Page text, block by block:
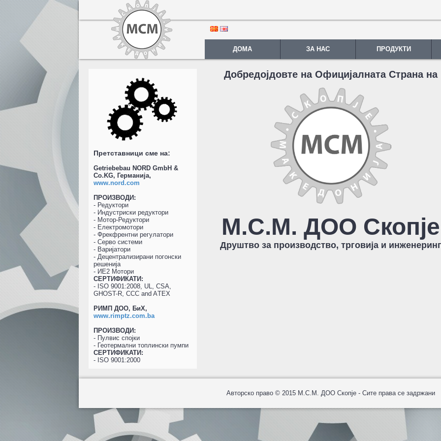
ДОМА ЗА НАС ПРОДУКТИ
Претставници сме на:
Getriebebau NORD GmbH &
Co.KG, Германија,
www.nord.com
ПРОИЗВОДИ:
- Редуктори
- Индустриски редуктори
- Мотор-Редуктори
- Електромотори
- Фрекфрентни регулатори
- Серво системи
- Варијатори
- Децентрализирани погонски
решенија
- ИЕ2 Мотори
СЕРТИФИКАТИ:
- ISO 9001:2008, UL, CSA,
GHOST-R, CCC and AТEX
РИМП ДОО, БиХ,
www.rimptz.com.ba
ПРОИЗВОДИ:
- Пулвис спојки
- Геотермални топлински пумпи
СЕРТИФИКАТИ:
- ISO 9001:2000
Добредојдовте на Официјалната Страна на
М.С.М. ДОО Скопје
Друштво за производство, трговија и инженеринг
Авторско право © 2015 M.С.M. ДОО Скопје - Сите права се задржани